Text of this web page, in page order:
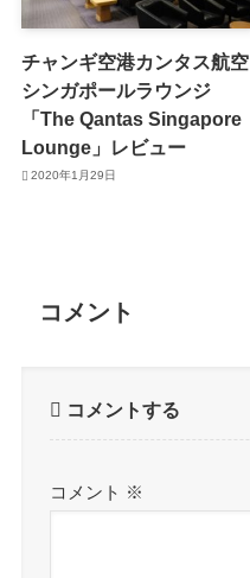
チャンギ空港カンタス航空
シンガポールラウンジ
「The Qantas Singapore
Lounge」レビュー
2020年1月29日
コメント
コメントする
コメント ※